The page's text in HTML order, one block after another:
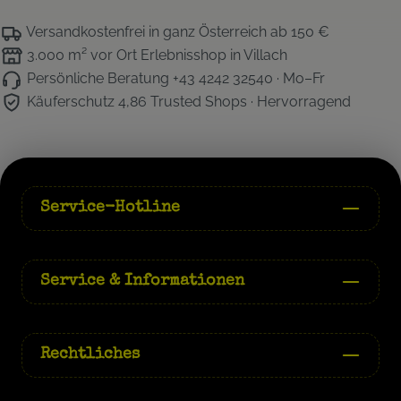
Versandkostenfrei in ganz Österreich ab 150 €
3.000 m² vor Ort Erlebnisshop in Villach
Persönliche Beratung +43 4242 32540 · Mo–Fr
Käuferschutz 4,86 Trusted Shops · Hervorragend
Service-Hotline
Service & Informationen
Rechtliches